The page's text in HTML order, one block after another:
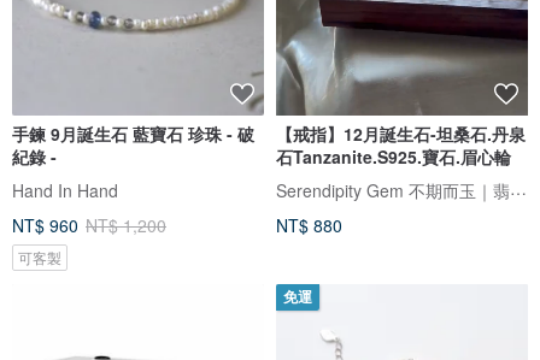
手鍊 9月誕生石 藍寶石 珍珠 - 破
紀錄 -
Hand In Hand
NT$ 960 NT$ 1,200
可客製
【戒指】12月誕生石-坦桑石.丹泉
石Tanzanite.S925.寶石.眉心輪
Serendipity Gem 不期而玉｜翡翠．寶石．奧剛
NT$ 880
免運